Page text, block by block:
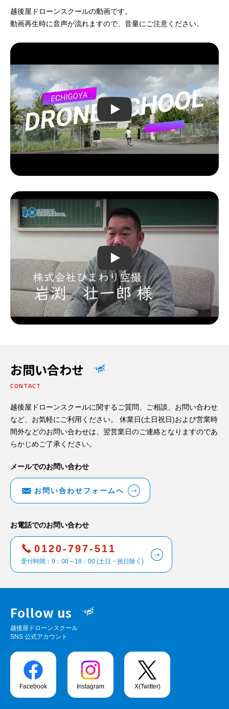
越後屋ドローンスクールの動画です。
動画再生時に音声が流れますので、音量にご注意ください。
お問い合わせ
CONTACT
越後屋ドローンスクールに関するご質問、ご相談、お問い合わせ
など、お気軽にご利用ください。 休業日(土日祝日)および営業時
間外などのお問い合わせは、翌営業日のご連絡となりますのであ
らかじめご了承ください。
メールでのお問い合わせ
お問い合わせフォームへ
お電話でのお問い合わせ
0120-797-511
受付時間：9：00～18：00 (土日・祝日除く)
Follow us
越後屋ドローンスクール
SNS 公式アカウント
Facebook Instagram X(Twitter)